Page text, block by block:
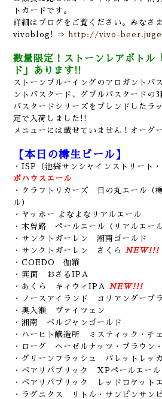
トカードです。
詳細はブログをご覧ください。みなさ
vivoblog! ⇒
http://vivo-
数量限定！ストーンレアボトル
ド」あります!!
ストーンブルーイングのアロガントバ
ントバスタード、ダブルバスタードの3
バスタードシリーズをブレンドしたラ
定で入荷しました!!
メニューには載せていません！オーダ
【本日の樽生ビール】
・ISP（池袋サンシャインストリート
ボハウスエール
・クラフトリカーズ 日の丸エール（
ル）
・ヤッホー よなよなリアルエール
・木曽路 ペールエール（リアルエール
・サンクトガーレン 湘南ゴールド
・サンクトガーレン さくら
NEW!!!
・COEDO 伽羅
・箕面 おさるIPA
・あくら キィウィIPA
NEW!!!
・ノースアイランド コリアンダーブ
・奥入瀬 ヴァイツェン
・湘南 ベルジャンゴールド
・ハーヒト醸造所 ミスティック・チ
・ローグ ヘーゼルナッツ・ブラウン
・グリーンフラッシュ パレットレッ
・ベアリパブリック XPペールエール
・ベアリパブリック レッドロケット
・ラグニタス リトル・サンピンサン